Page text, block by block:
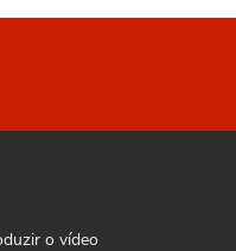
o vídeo